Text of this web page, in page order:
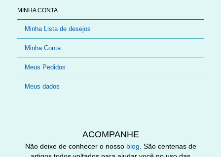
MINHA CONTA
Minha Lista de desejos
Minha Conta
Meus Pedidos
Meus dados
ACOMPANHE
Não deixe de conhecer o nosso blog. São centenas de